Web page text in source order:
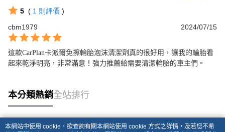
5 ( 1 則評價 )
cbm1979
2024/07/15
這款CarPlan卡派爾免擦輪胎泡沫清潔劑真的很好用，讓我的輪胎看
起來乾淨明亮，非常滿意！強力推薦給需要清潔輪胎的車主們。
本分類熱銷全站排行
本網站中使用 cookie，欲查詢有關本網站使用 cookie 方式之詳情，及若您不希